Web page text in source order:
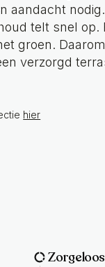
aandacht
telt snel op.
groen.
verzorgd
hier